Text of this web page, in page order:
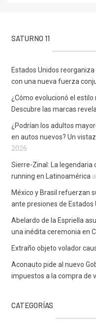
SATURNO 11
Estados Unidos
con una nueva fuerza
¿Cómo evolucionó el
Descubre las marcas
¿Podrían los adultos
en autos nuevos? Un
2026
Sierre-Zinal: La legendaria
running en Latinoamérica
México y Brasil refuerzan
ante presiones de Estados
Abelardo de la Espriella
una inédita ceremonia en
Extraño objeto volador
Aconauto pide al nuevo
impuestos a la compra de
CATEGORÍAS